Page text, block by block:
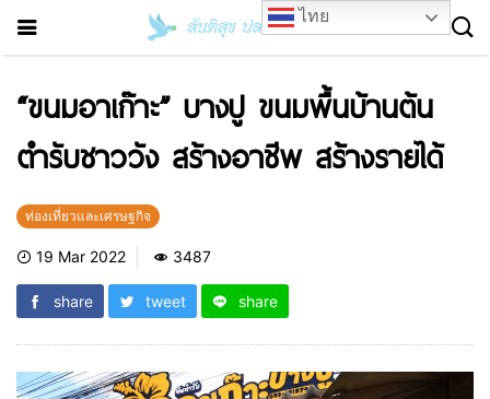
“ขนมอาเก๊าะ” บางปู ขนมพื้นบ้านต้น
ตำรับชาววัง สร้างอาชีพ สร้างรายได้
ท่องเที่ยวและเศรษฐกิจ
19 Mar 2022 3487
share tweet share
ไทย